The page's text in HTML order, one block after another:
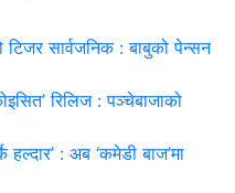
टिजर सार्वजनिक : बाबुको पेन्सन
रिलिज : पञ्चेबाजाको
हल्दार’ : अब ‘कमेडी बाज’मा